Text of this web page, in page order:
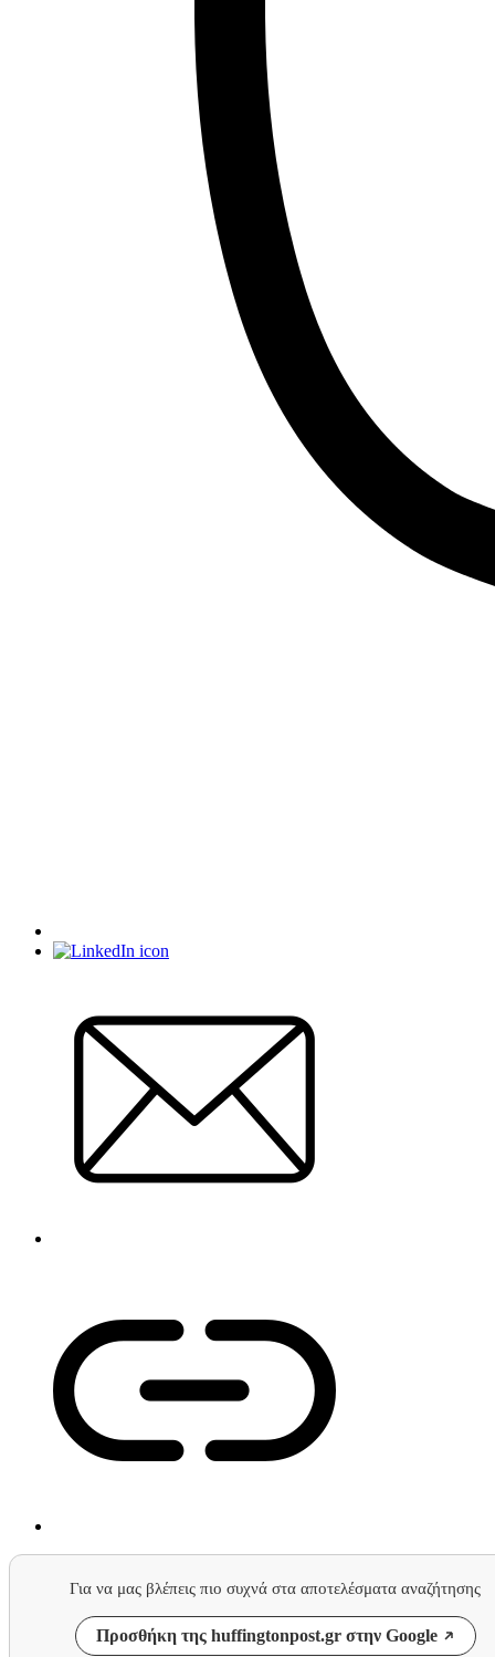
Για να μας βλέπεις πιο συχνά στα αποτελέσματα αναζήτησης
Προσθήκη της huffingtonpost.gr στην Google